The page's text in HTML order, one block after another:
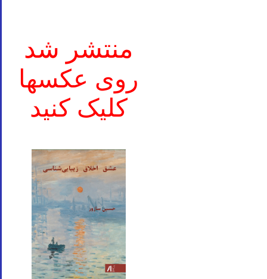
منتشر شد
روی عکسها
کلیک کنید